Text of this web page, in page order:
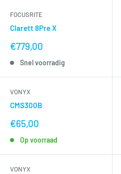
FOCUSRITE
Clarett 8Pre X
nu
€779,00
Snel voorradig
VONYX
CMS300B
nu
€65,00
Op voorraad
VONYX